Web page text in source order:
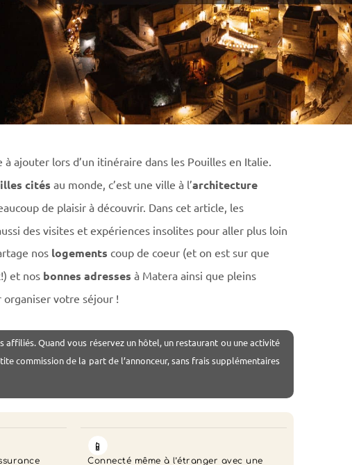
à ajouter lors d’un itinéraire dans les Pouilles en Italie.
cités au monde, c’est une ville à l’architecture
de plaisir à découvrir. Dans cet article, les
des visites et expériences insolites pour aller plus loin
nos logements coup de coeur (et on est sur que
et nos bonnes adresses à Matera ainsi que pleins
votre séjour !
affiliés. Quand vous réservez un hôtel, un restaurant ou une activité
commission de la part de l’annonceur, sans frais supplémentaires
📱
Connecté même à l’étranger avec une